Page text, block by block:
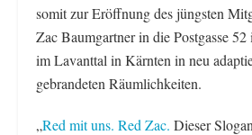
somit zur Eröffnung des jüngsten
Zac Baumgartner in die Postgasse
im Lavanttal in Kärnten in neu
gebrandeten Räumlichkeiten.
„Red mit uns. Red Zac. Dieser